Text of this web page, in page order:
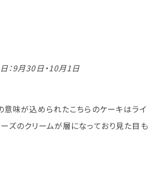
：9月30日・10月1日
意味が込められたこちらのケーキはライ
ズのクリームが層になっており見た目も